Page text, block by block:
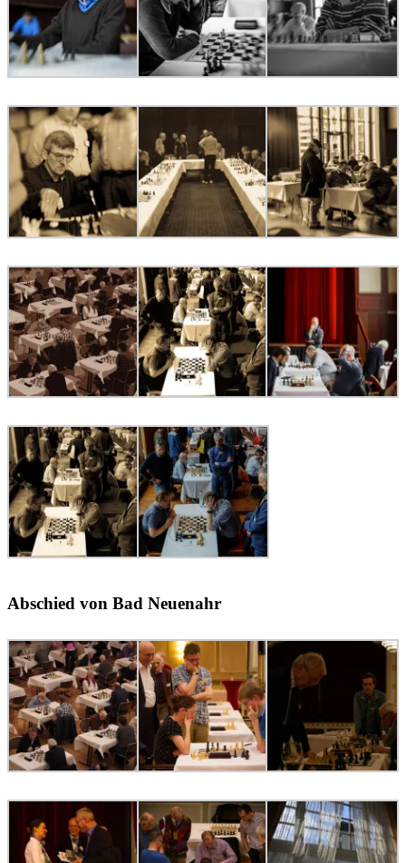
Abschied von Bad Neuenahr